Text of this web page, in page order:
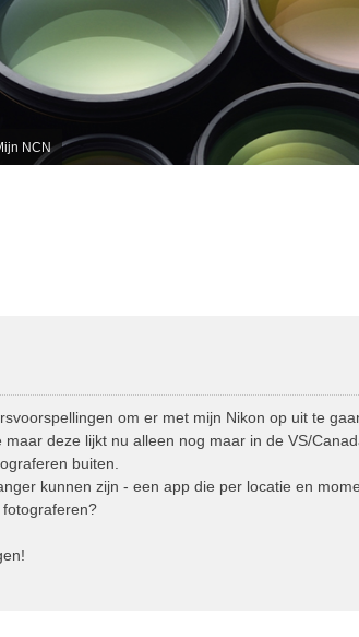
NCN
om er met mijn Nikon op uit te
deze lijkt nu alleen nog maar in de VS/
buiten.
kunnen zijn - een app die per locatie en